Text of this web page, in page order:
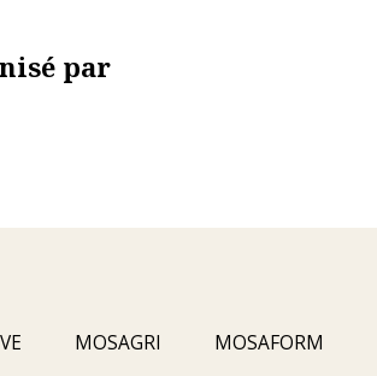
par
MOSAGRI MOSAFORM